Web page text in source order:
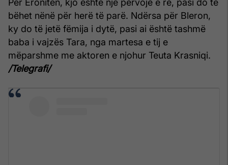
Për Eronitën, kjo është një përvojë e re, pasi do të
bëhet nënë për herë të parë. Ndërsa për Bleron,
ky do të jetë fëmija i dytë, pasi ai është tashmë
baba i vajzës Tara, nga martesa e tij e
mëparshme me aktoren e njohur Teuta Krasniqi.
/Telegrafi/